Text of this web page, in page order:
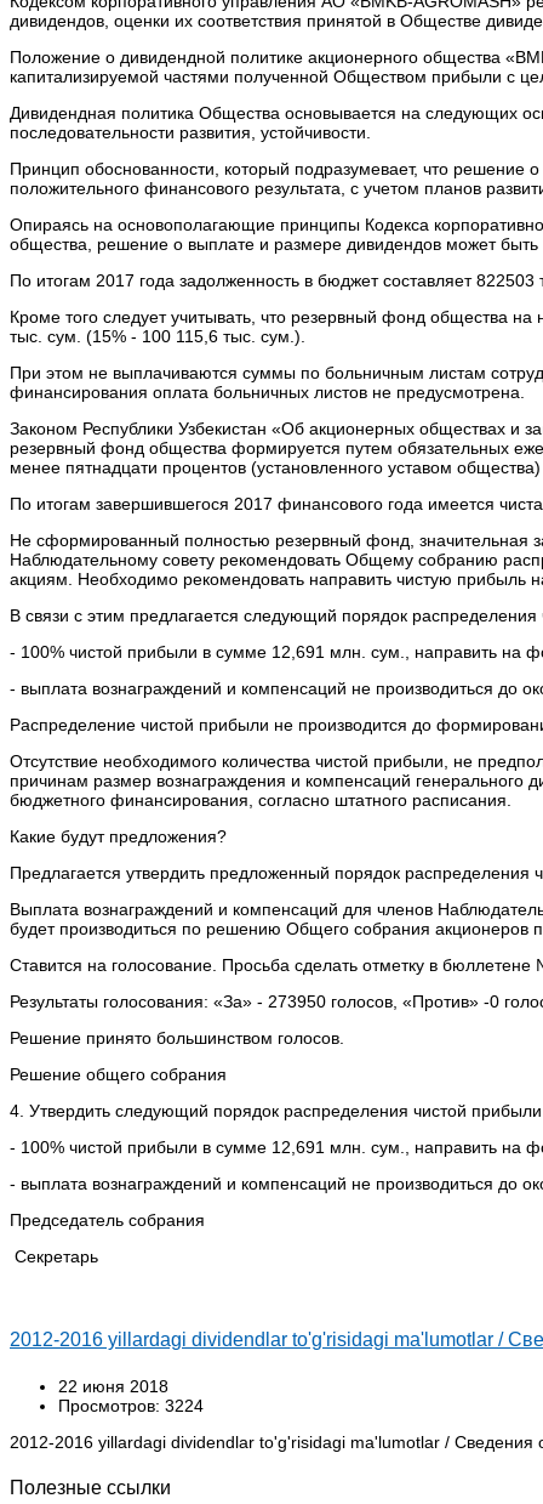
дивидендов, оценки их соответствия принятой в Обществе
Положение о дивидендной политике акционерного общества
капитализируемой частями полученной Обществом прибыли с
Дивидендная политика Общества основывается на следующих
последовательности развития, устойчивости.
Принцип обоснованности, который подразумевает, что
положительного финансового результата, с учетом планов
Опираясь на основополагающие принципы Кодекса
общества, решение о выплате и размере дивидендов может быть
По итогам 2017 года задолженность в бюджет составляет
Кроме того следует учитывать, что резервный фонд общества
тыс. сум. (15% - 100 115,6 тыс. сум.).
При этом не выплачиваются суммы по больничным листам
финансирования оплата больничных листов не предусмотрена.
Законом Республики Узбекистан «Об акционерных обществах и
резервный фонд общества формируется путем обязательных
менее пятнадцати процентов (установленного уставом
По итогам завершившегося 2017 финансового года имеется
Не сформированный полностью резервный фонд, значительная
Наблюдательному совету рекомендовать Общему собранию
акциям. Необходимо рекомендовать направить чистую прибыль
В связи с этим предлагается следующий порядок
- 100% чистой прибыли в сумме 12,691 млн. сум., направить на
- выплата вознаграждений и компенсаций не производиться до
Распределение чистой прибыли не производится до
Отсутствие необходимого количества чистой прибыли, не
причинам размер вознаграждения и компенсаций генерального
бюджетного финансирования, согласно штатного расписания.
Какие будут предложения?
Предлагается утвердить предложенный порядок
Выплата вознаграждений и компенсаций для членов
будет производиться по решению Общего собрания акционеров
Ставится на голосование. Просьба сделать отметку в
Результаты голосования: «За» - 273950 голосов, «Против» -0
Решение принято большинством голосов.
Решение общего собрания
4. Утвердить следующий порядок распределения чистой
- 100% чистой прибыли в сумме 12,691 млн. сум., направить на
- выплата вознаграждений и компенсаций не производиться до
Председатель собрания
Секретарь
2012-2016 yillardagi dividendlar to'g'risidagi ma'lumotlar /
22 июня 2018
Просмотров: 3224
2012-2016 yillardagi dividendlar to'g'risidagi ma'lumotlar / Сведения
Полезные ссылки